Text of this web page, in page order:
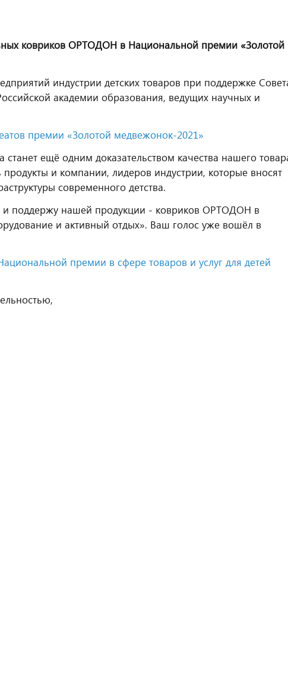
ковриков ОРТОДОН в Национальной премии «Золотой
индустрии детских товаров при поддержке
академии образования, ведущих научных и
премии «Золотой медвежонок-2021»
ещё одним доказательством качества нашего
и компании, лидеров индустрии, которые вносят
современного детства.
и поддержу нашей продукции - ковриков ОРТОДОН в
и активный отдых». Ваш голос уже вошёл в
премии в сфере товаров и услуг для детей